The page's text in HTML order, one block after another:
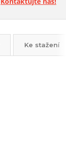
Ke stažení